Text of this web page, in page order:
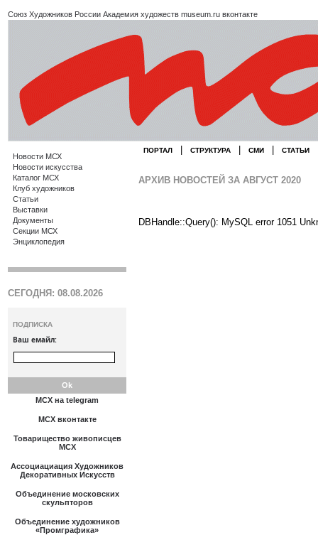
Союз Художников России Академия художеств museum.ru вконтакте
Новости МСХ
Новости искусства
Каталог МСХ
Клуб художников
Статьи
Выставки
Документы
Секции МСХ
Энциклопедия
СЕГОДНЯ: 08.08.2026
ПОДПИСКА
Ваш емайл:
МСХ на telegram
МСХ вконтакте
Товарищество живописцев
МСХ
Ассоциациация Художников
Декоративных Искусств
Объединение московских
скульпторов
Объединение художников
«Промграфика»
ПОРТАЛ СТРУКТУРА СМИ СТАТЬИ
АРХИВ НОВОСТЕЙ ЗА АВГУСТ 2020
DBHandle::Query(): MySQL error 1051